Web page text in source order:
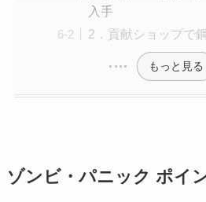
入手
2．貢献ショップで
もっと見る
ゾンビ・パニック ポイ